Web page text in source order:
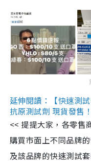
延伸閱讀：【快速測
抗原測試劑 現貨發售
<< 提提大家，各零售
購買市面上不同品牌
及該品牌的快速測試